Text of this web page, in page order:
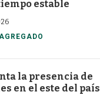
estable
la presencia de
en el este del país